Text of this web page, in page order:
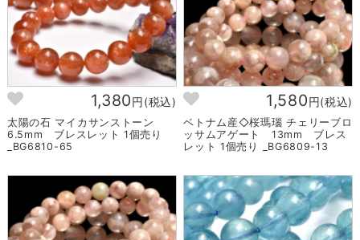
1,380円(税込)
太陽の石 マイカサンストーン
6.5mm ブレスレット 1個売り
_BG6810-65
1,580円(税込)
ベトナム産◇桜瑪瑙 チェリーブロ
ッサムアゲート 13mm ブレス
レット 1個売り _BG6809-13